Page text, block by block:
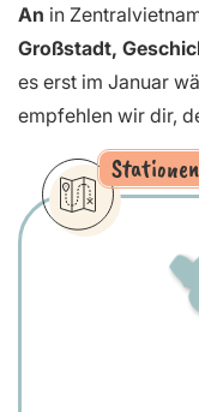
An in
Großstadt,
es erst im Januar
empfehlen wir dir,
Stationen